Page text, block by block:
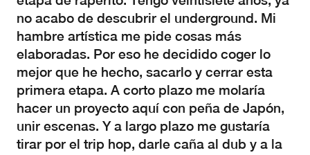
no acabo de descubrir el underground. Mi
hambre artística me pide cosas más
elaboradas. Por eso he decidido coger lo
mejor que he hecho, sacarlo y cerrar esta
primera etapa. A corto plazo me molaría
hacer un proyecto aquí con peña de Japón,
unir escenas. Y a largo plazo me gustaría
tirar por el trip hop, darle caña al dub y a la